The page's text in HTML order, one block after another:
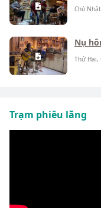
Chủ
Nụ
Thứ Hai,
Trạm phiêu lãng